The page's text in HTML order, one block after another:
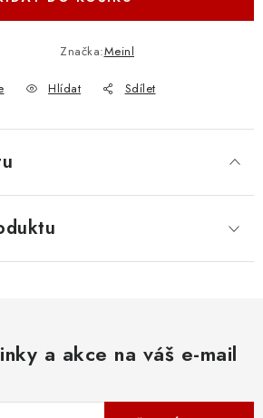
Značka:Meinl
Hlídat Sdílet
a akce na váš e-mail